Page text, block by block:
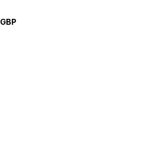
إرسال 20,000.00 GBP